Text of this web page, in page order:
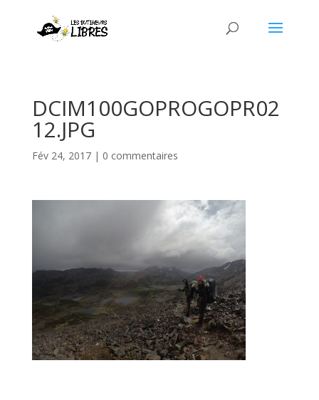
DCIM100GOPROGOPR02
12.JPG
Fév 24, 2017| 0 commentaires